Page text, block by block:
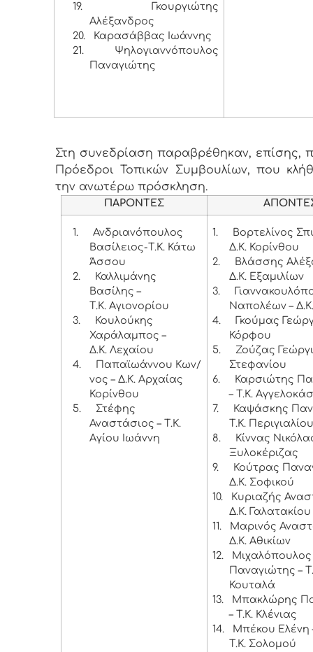
19.
Γκουργιώτης
Αλέξανδρος
20.
Καρασάββας Ιωάννης
21.
Ψηλογιαννόπουλος
Παναγιώτης
Στη συνεδρίαση παραβρέθηκαν, επίσης,
Πρόεδροι Τοπικών Συμβουλίων, που
την ανωτέρω πρόσκληση.
ΠΑΡΟΝΤΕΣ
1.
Ανδριανόπουλος
Βασίλειος-Τ.Κ. Κάτω
Άσσου
2.
Καλλιμάνης
Βασίλης –
Τ.Κ. Αγιονορίου
3.
Κουλούκης
Χαράλαμπος –
Δ.Κ. Λεχαίου
4.
Παπαϊωάννου Κων/
νος – Δ.Κ. Αρχαίας
Κορίνθου
5.
Στέφης
Αναστάσιος – Τ.Κ.
Αγίου Ιωάννη
1.
Βορτελίνος
Δ.Κ. Κορίνθου
2.
Βλάσσης
Δ.Κ. Εξαμιλίων
3.
Ναπολέων –
4.
Γκούμας
Κόρφου
5.
Ζούζας
Στεφανίου
6.
Καρσιώτης
– Τ.Κ.
7.
Καψάσκης
Τ.Κ. Περιγιαλίου
8.
Κίννας
Ξυλοκέριζας
9.
Κούτρας
Δ.Κ. Σοφικού
10.
Κυριαζής
Δ.Κ. Γαλατακίου
11.
Μαρινός
Δ.Κ. Αθικίων
12.
Μιχαλόπουλος
Παναγιώτης –
Κουταλά
13.
Μπακλώρης
– Τ.Κ. Κλένιας
14.
Μπέκου Ελένη
Τ.Κ. Σολομού